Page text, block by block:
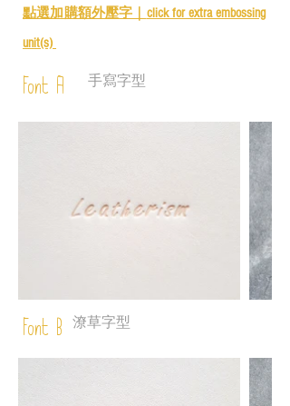
點選加購額外壓字｜ click for extra embossing
unit(s)
Font A 手寫字型
Font B 潦草字型